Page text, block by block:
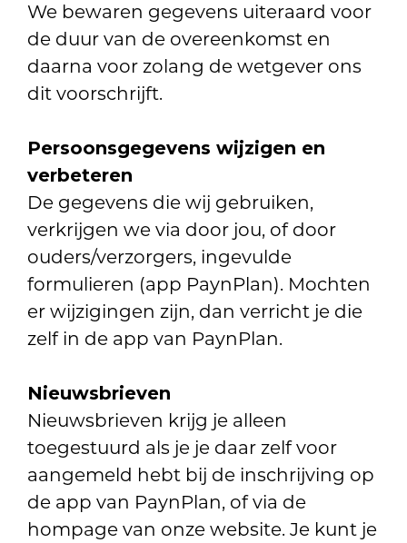
We bewaren gegevens uiteraard voor
de duur van de overeenkomst en
daarna voor zolang de wetgever ons
dit voorschrijft.
Persoonsgegevens wijzigen en
verbeteren
De gegevens die wij gebruiken,
verkrijgen we via door jou, of door
ouders/verzorgers, ingevulde
formulieren (app PaynPlan). Mochten
er wijzigingen zijn, dan verricht je die
zelf in de app van PaynPlan.
Nieuwsbrieven
Nieuwsbrieven krijg je alleen
toegestuurd als je je daar zelf voor
aangemeld hebt bij de inschrijving op
de app van PaynPlan, of via de
hompage van onze website. Je kunt je